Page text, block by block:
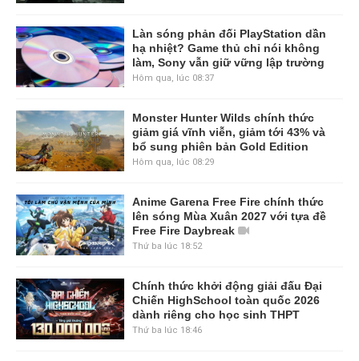
Làn sóng phản đối PlayStation dần
hạ nhiệt? Game thủ chỉ nói không
làm, Sony vẫn giữ vững lập trường
Hôm qua, lúc 08:37
Monster Hunter Wilds chính thức
giảm giá vĩnh viễn, giảm tới 43% và
bổ sung phiên bản Gold Edition
Hôm qua, lúc 08:29
Anime Garena Free Fire chính thức
lên sóng Mùa Xuân 2027 với tựa đề
Free Fire Daybreak
Thứ ba lúc 18:52
Chính thức khởi động giải đấu Đại
Chiến HighSchool toàn quốc 2026
dành riêng cho học sinh THPT
Thứ ba lúc 18:46